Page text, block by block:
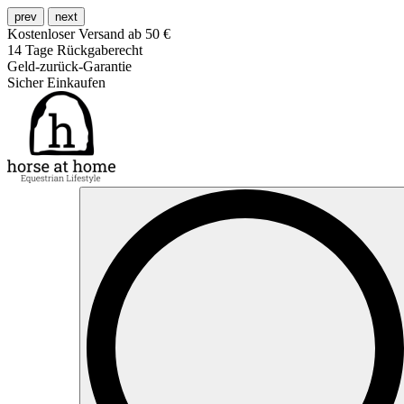
prev next
Kostenloser Versand ab 50 €
14 Tage Rückgaberecht
Geld-zurück-Garantie
Sicher Einkaufen